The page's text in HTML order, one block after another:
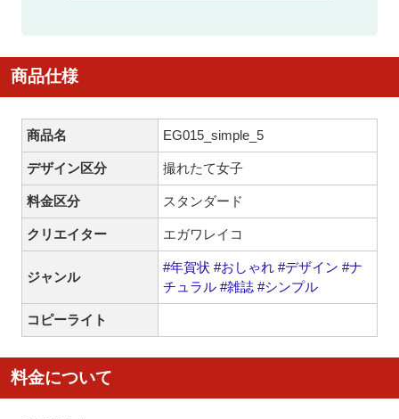
商品仕様
商品名 EG015_simple_5
デザイン区分 撮れたて女子
料金区分 スタンダード
クリエイター エガワレイコ
ジャンル
#年賀状 #おしゃれ #デザイン #ナ
チュラル #雑誌 #シンプル
コピーライト
料金について